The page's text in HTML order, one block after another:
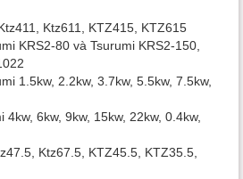
Ktz611, KTZ415, KTZ615
KRS2-80 và Tsurumi KRS2-150,
1.5kw, 2.2kw, 3.7kw, 5.5kw, 7.5kw,
6kw, 9kw, 15kw, 22kw, 0.4kw,
Ktz67.5, KTZ45.5, KTZ35.5,